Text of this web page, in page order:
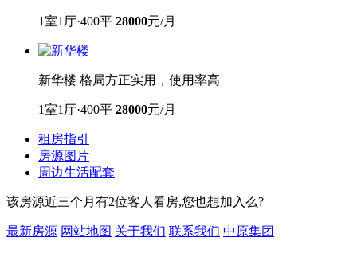
1室1厅·400平 28000元/月
新华楼 格局方正实用，使用率高
1室1厅·400平 28000元/月
租房指引
房源图片
周边生活配套
该房源近三个月有2位客人看房,您也想加入么?
最新房源 网站地图 关于我们 联系我们 中原集团